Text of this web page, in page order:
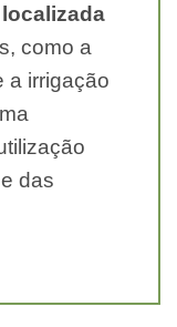
como a
a irrigação
das